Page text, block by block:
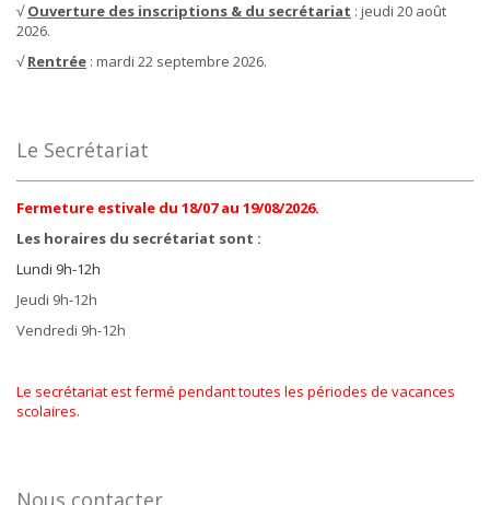
√Ouverture des inscriptions & du secrétariat : jeudi 20 août
2026.
√Rentrée : mardi 22 septembre 2026.
Le Secrétariat
Fermeture estivale du 18/07 au 19/08/2026.
Les horaires du secrétariat sont :
Lundi 9h-12h
Jeudi 9h-12h
Vendredi 9h-12h
Le secrétariat est fermé pendant toutes les périodes de vacances
scolaires.